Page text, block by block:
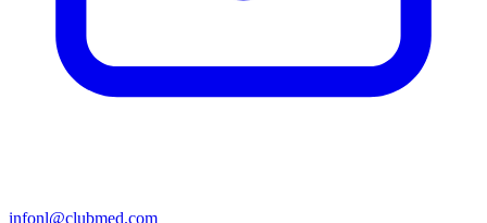
infonl@clubmed.com